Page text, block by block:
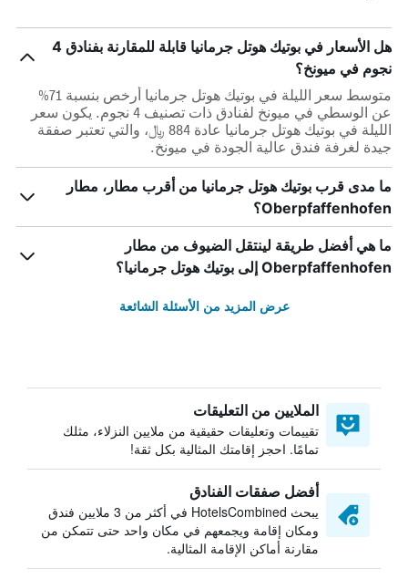
هل الأسعار في بوتيك هوتل جرمانيا قابلة للمقارنة بفنادق 4
نجوم في ميونخ؟
متوسط سعر الليلة في بوتيك هوتل جرمانيا أرخص بنسبة 71%
عن الوسطي في ميونخ لفنادق ذات تصنيف 4 نجوم. يكون سعر
الليلة في بوتيك هوتل جرمانيا عادة 884 ﷼، والتي تعتبر صفقة
جيدة لغرفة فندق عالية الجودة في ميونخ.
ما مدى قرب بوتيك هوتل جرمانيا من أقرب مطار، مطار
Oberpfaffenhofen؟
ما هي أفضل طريقة لينتقل الضيوف من مطار
Oberpfaffenhofen إلى بوتيك هوتل جرمانيا؟
عرض المزيد من الأسئلة الشائعة
الملايين من التعليقات
تقييمات وتعليقات حقيقية من ملايين النزلاء، مثلك
تمامًا. احجز إقامتك المثالية بكل ثقة!
أفضل صفقات الفنادق
يبحث HotelsCombined في أكثر من 3 ملايين فندق
ومكان إقامة ويجمعهم في مكان واحد حتى تتمكن من
مقارنة أماكن الإقامة المثالية.